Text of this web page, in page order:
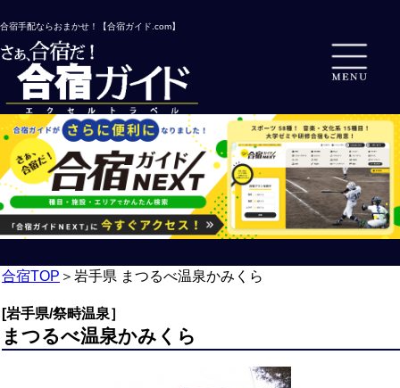
合宿手配ならおまかせ！【合宿ガイド.com】
合宿TOP ＞ 岩手県 まつるべ温泉かみくら
[岩手県/祭畤温泉］
まつるべ温泉かみくら